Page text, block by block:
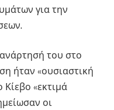
για την
του στο
ήταν «ουσιαστική
Κίεβο «εκτιμά
οι